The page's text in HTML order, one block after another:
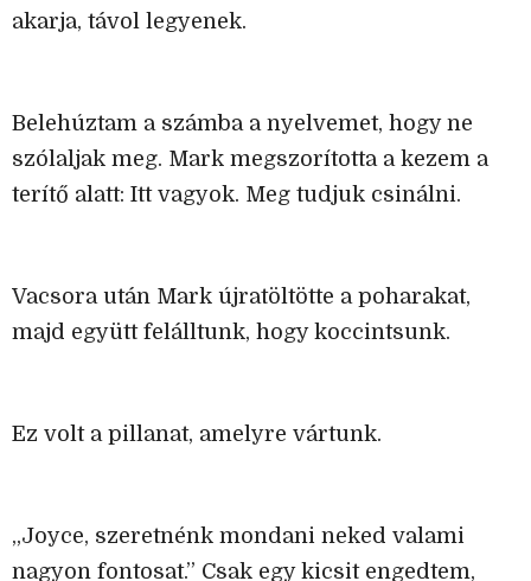
akarja, távol legyenek.
Belehúztam a számba a nyelvemet, hogy ne
szólaljak meg. Mark megszorította a kezem a
terítő alatt: Itt vagyok. Meg tudjuk csinálni.
Vacsora után Mark újratöltötte a poharakat,
majd együtt felálltunk, hogy koccintsunk.
Ez volt a pillanat, amelyre vártunk.
„Joyce, szeretnénk mondani neked valami
nagyon fontosat.” Csak egy kicsit engedtem,